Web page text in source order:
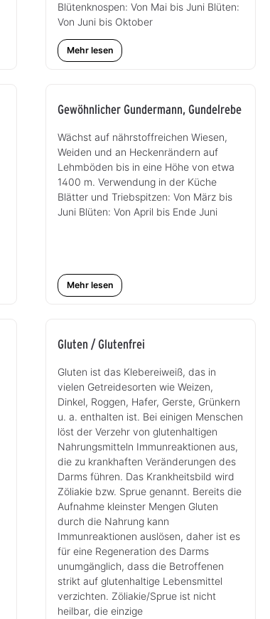
Blütenknospen: Von Mai bis Juni Blüten:
Von Juni bis Oktober
Mehr lesen
Gewöhnlicher Gundermann, Gundelrebe
Wächst auf nährstoffreichen Wiesen,
Weiden und an Heckenrändern auf
Lehmböden bis in eine Höhe von etwa
1400 m. Verwendung in der Küche
Blätter und Triebspitzen: Von März bis
Juni Blüten: Von April bis Ende Juni
Mehr lesen
Gluten / Glutenfrei
Gluten ist das Klebereiweiß, das in
vielen Getreidesorten wie Weizen,
Dinkel, Roggen, Hafer, Gerste, Grünkern
u. a. enthalten ist. Bei einigen Menschen
löst der Verzehr von glutenhaltigen
Nahrungsmitteln Immunreaktionen aus,
die zu krankhaften Veränderungen des
Darms führen. Das Krankheitsbild wird
Zöliakie bzw. Sprue genannt. Bereits die
Aufnahme kleinster Mengen Gluten
durch die Nahrung kann
Immunreaktionen auslösen, daher ist es
für eine Regeneration des Darms
unumgänglich, dass die Betroffenen
strikt auf glutenhaltige Lebensmittel
verzichten. Zöliakie/Sprue ist nicht
heilbar, die einzige